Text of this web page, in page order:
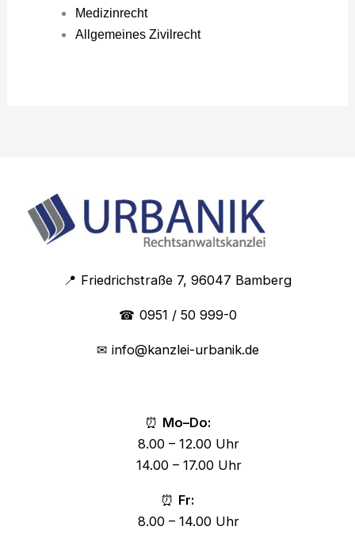
Medizinrecht
Allgemeines Zivilrecht
📍 Friedrichstraße 7, 96047 Bamberg
☎ 0951 / 50 999-0
✉ info@kanzlei-urbanik.de
⏰ Mo–Do:
8.00 – 12.00 Uhr
14.00 – 17.00 Uhr
⏰ Fr:
8.00 – 14.00 Uhr